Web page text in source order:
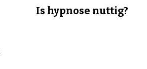
Is hypnose nuttig?